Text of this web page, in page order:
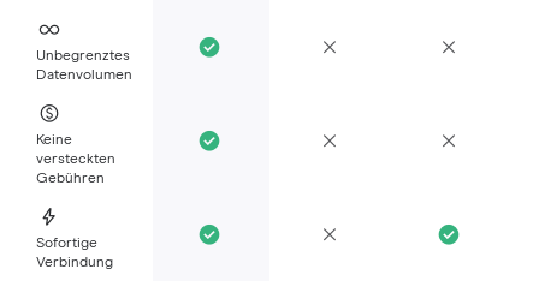
Unbegrenztes
Datenvolumen
Keine
versteckten
Gebühren
Sofortige
Verbindung